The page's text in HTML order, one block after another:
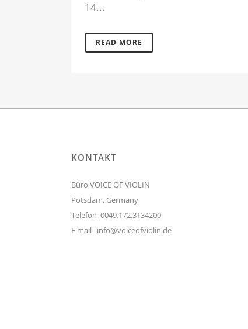
14...
READ MORE
KONTAKT
Büro VOICE OF VIOLIN
Potsdam, Germany
Telefon 0049.172.3134200
E mail info@voiceofviolin.de